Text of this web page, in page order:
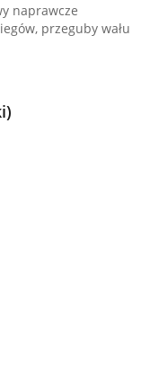
naprawcze
przeguby wału